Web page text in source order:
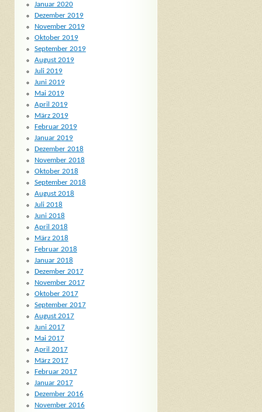
Januar 2020
Dezember 2019
November 2019
Oktober 2019
September 2019
August 2019
Juli 2019
Juni 2019
Mai 2019
April 2019
März 2019
Februar 2019
Januar 2019
Dezember 2018
November 2018
Oktober 2018
September 2018
August 2018
Juli 2018
Juni 2018
April 2018
März 2018
Februar 2018
Januar 2018
Dezember 2017
November 2017
Oktober 2017
September 2017
August 2017
Juni 2017
Mai 2017
April 2017
März 2017
Februar 2017
Januar 2017
Dezember 2016
November 2016